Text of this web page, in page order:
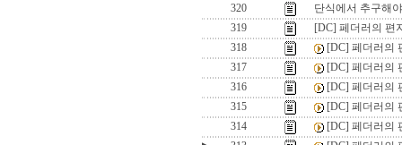
320
단식에서 추구해
319
[DC] 페더러의 편
318
[DC] 페더러의
317
[DC] 페더러의
316
[DC] 페더러의
315
[DC] 페더러의
314
[DC] 페더러의